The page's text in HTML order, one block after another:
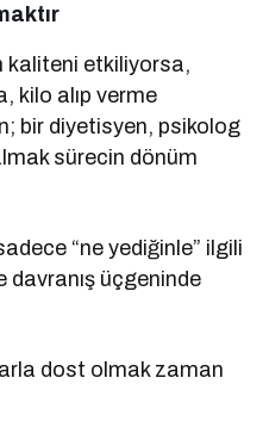
kaliteni etkiliyorsa,
kilo alıp verme
bir diyetisyen, psikolog
sürecin dönüm
“ne yediğinle” ilgili
davranış üçgeninde
dost olmak zaman